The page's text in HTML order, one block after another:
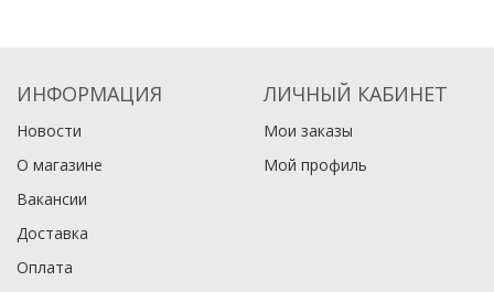
ИНФОРМАЦИЯ
Новости
О магазине
Вакансии
Доставка
Оплата
ЛИЧНЫЙ КАБИНЕТ
Мои заказы
Мой профиль